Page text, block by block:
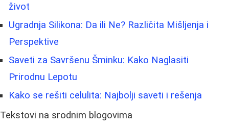
život
Ugradnja Silikona: Da ili Ne? Različita Mišljenja i
Perspektive
Saveti za Savršenu Šminku: Kako Naglasiti
Prirodnu Lepotu
Kako se rešiti celulita: Najbolji saveti i rešenja
Tekstovi na srodnim blogovima